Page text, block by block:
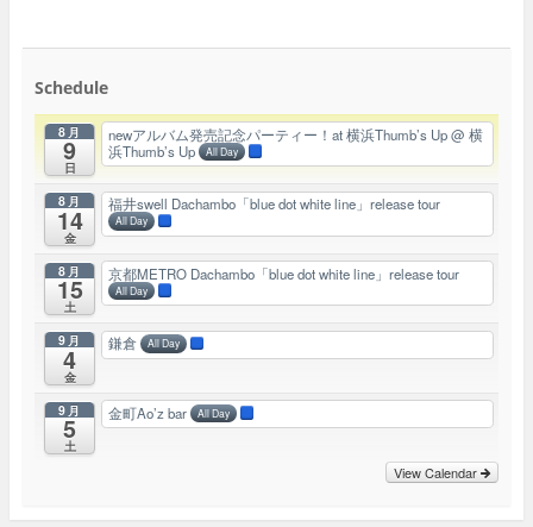
Schedule
8月
9
日
newアルバム発売記念パーティー！at 横浜Thumb’s Up@ 横
浜Thumb’s Up
All Day
8月
14
金
福井swell Dachambo「blue dot white line」release tour
All Day
8月
15
土
京都METRO Dachambo「blue dot white line」release tour
All Day
9月
4
金
鎌倉 All Day
9月
5
土
金町Ao’z bar All Day
View Calendar